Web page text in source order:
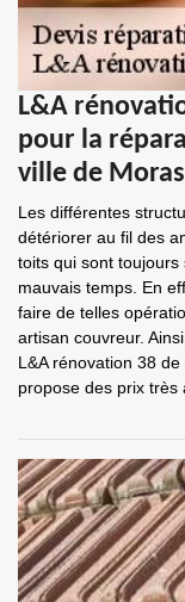
L&A
pour la
ville de
Les différentes
détériorer au fil des
toits qui sont
mauvais temps. En
faire de telles
artisan couvreur.
L&A rénovation 38
propose des prix très